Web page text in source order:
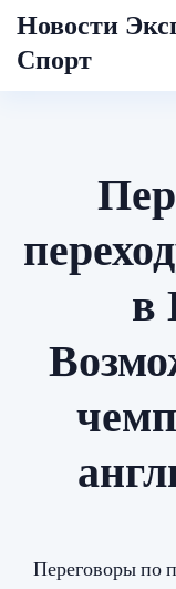
Новости
Спорт
в
Переговоры по